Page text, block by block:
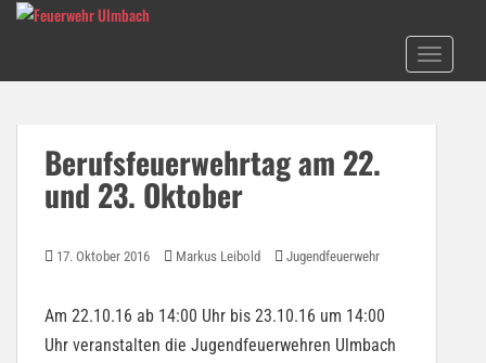
p
TOGGLE
Berufsfeuerwehrtag am 22.
und 23. Oktober
17. Oktober 2016 Markus Leibold Jugendfeuerwehr
Am 22.10.16 ab 14:00 Uhr bis 23.10.16 um 14:00
Uhr veranstalten die Jugendfeuerwehren Ulmbach